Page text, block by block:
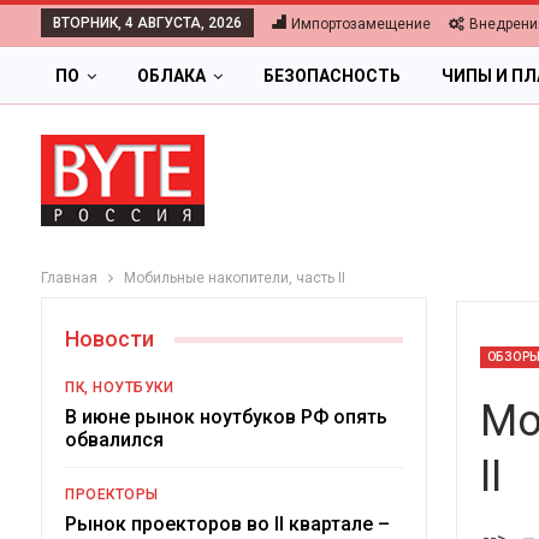
ВТОРНИК, 4 АВГУСТА, 2026 Импортозамещение
ПО ОБЛАКА БЕЗОПАСНОСТЬ ЧИПЫ И
Главная Мобильные накопители, часть II
ОБЗОРЫ
II
Новости
ПК, НОУТБУКИ
В июне рынок ноутбуков РФ опять
обвалился
ПРОЕКТОРЫ
Рынок проекторов во II квартале –
Цифровая экономика 2026.